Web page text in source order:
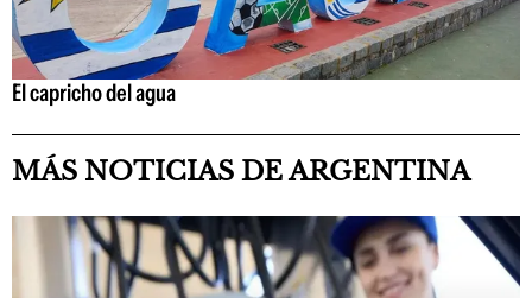
El capricho del agua
MÁS NOTICIAS DE ARGENTINA